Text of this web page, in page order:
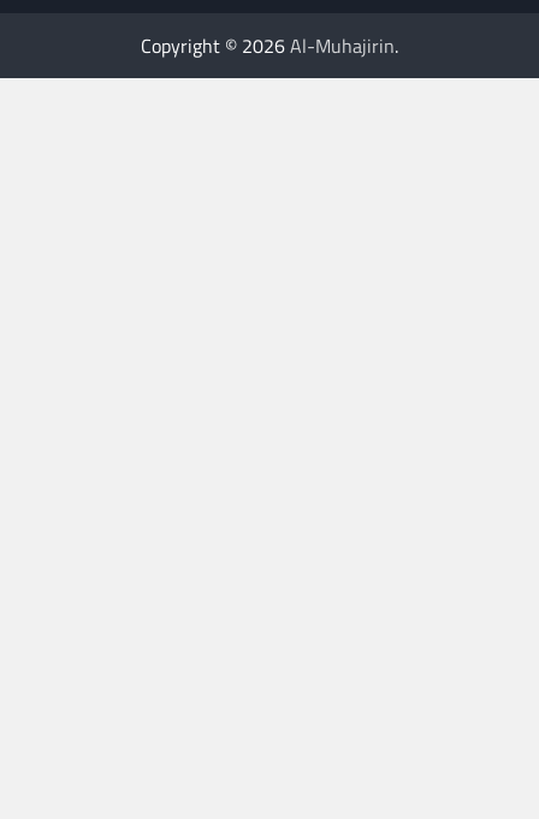
Copyright © 2026Al-Muhajirin.